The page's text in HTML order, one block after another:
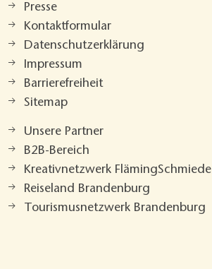
Presse
Kontaktformular
Datenschutzerklärung
Impressum
Barrierefreiheit
Sitemap
Unsere Partner
B2B-Bereich
Kreativnetzwerk FlämingSchmiede
Reiseland Brandenburg
Tourismusnetzwerk Brandenburg